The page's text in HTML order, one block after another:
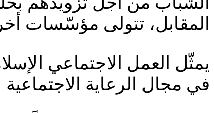
المقابل، تتولى مؤسّسات
يمثّل العمل الاجتماعي
في مجال الرعاية الاجتماعية